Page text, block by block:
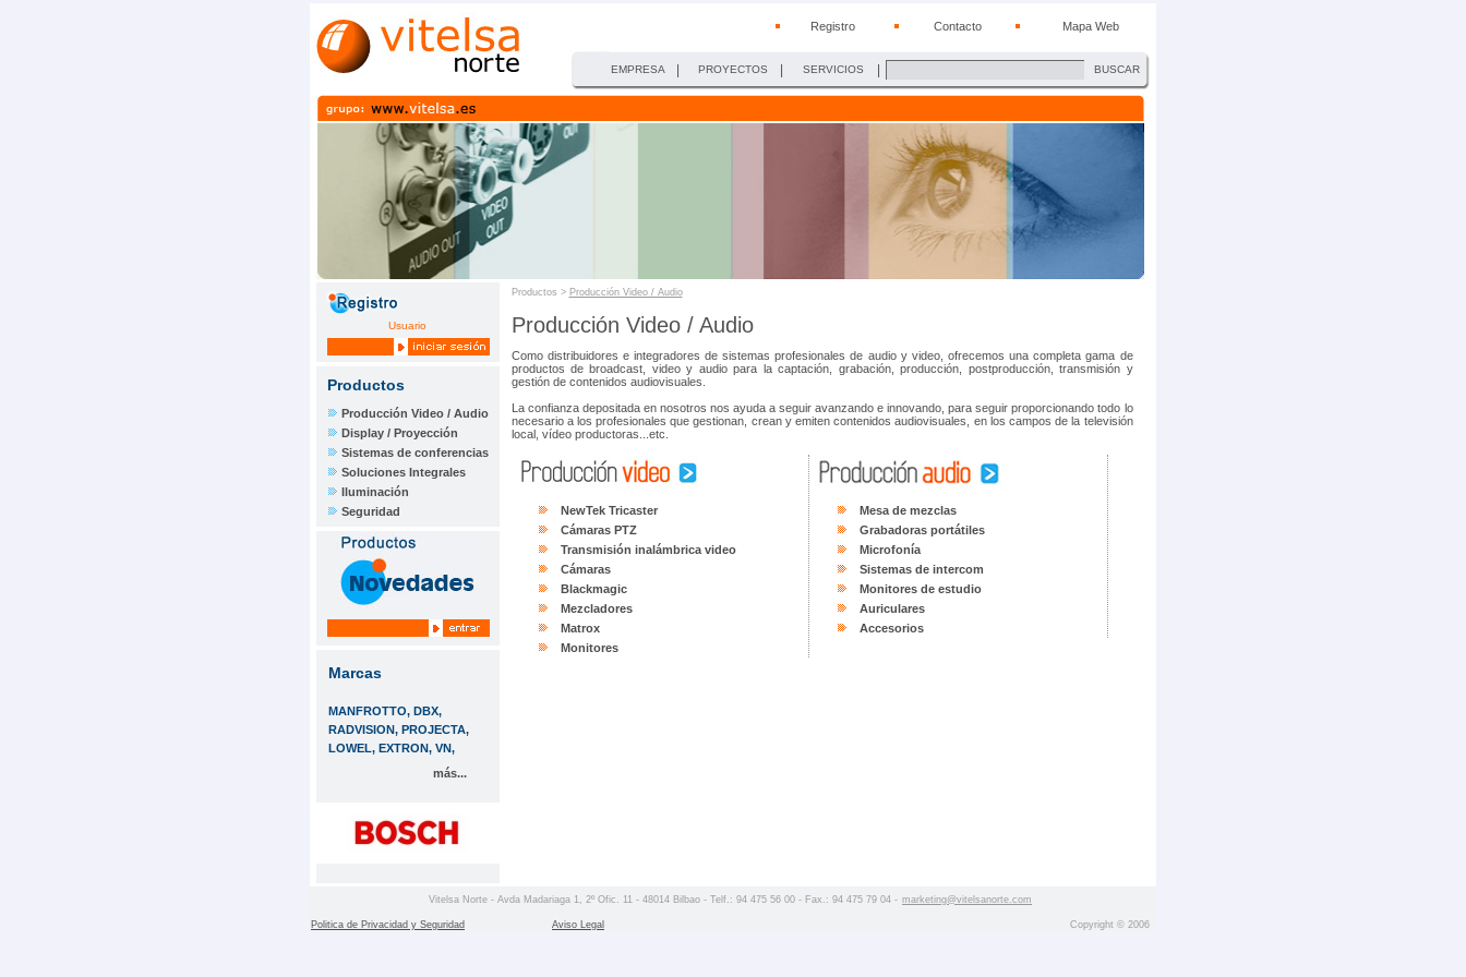
Registro Contacto Mapa Web
EMPRESA PROYECTOS SERVICIOS BUSCAR
Usuario
Productos
Producción Video / Audio
Display / Proyección
Sistemas de conferencias
Soluciones Integrales
Iluminación
Seguridad
Marcas
MANFROTTO, DBX,
RADVISION, PROJECTA,
LOWEL, EXTRON, VN,
más...
Productos > Producción Video / Audio
Producción Video / Audio
Como distribuidores e integradores de sistemas profesionales de audio y video, ofrecemos una completa gama de
productos de broadcast, video y audio para la captación, grabación, producción, postproducción, transmisión y
gestión de contenidos audiovisuales.
La confianza depositada en nosotros nos ayuda a seguir avanzando e innovando, para seguir proporcionando todo lo
necesario a los profesionales que gestionan, crean y emiten contenidos audiovisuales, en los campos de la televisión
local, vídeo productoras...etc.
NewTek Tricaster
Cámaras PTZ
Transmisión inalámbrica video
Cámaras
Blackmagic
Mezcladores
Matrox
Monitores
Mesa de mezclas
Grabadoras portátiles
Microfonía
Sistemas de intercom
Monitores de estudio
Auriculares
Accesorios
Vitelsa Norte - Avda Madariaga 1, 2º Ofic. 11 - 48014 Bilbao - Telf.: 94 475 56 00 - Fax.: 94 475 79 04 - marketing@vitelsanorte.com
Politica de Privacidad y Seguridad Aviso Legal Copyright © 2006